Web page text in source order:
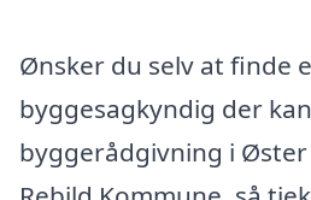
Ønsker du selv at finde
byggesagkyndig der
byggerådgivning i